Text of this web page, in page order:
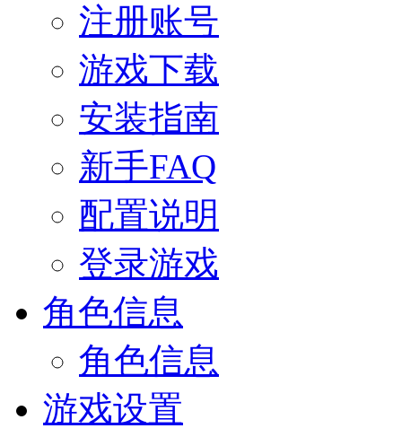
注册账号
游戏下载
安装指南
新手FAQ
配置说明
登录游戏
角色信息
角色信息
游戏设置